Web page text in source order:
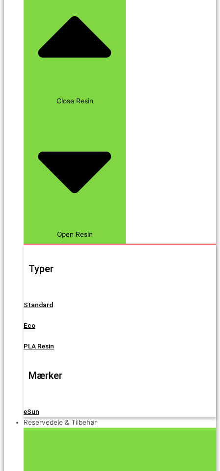
Close Resin
Open Resin
Typer
Standard
Eco
PLA Resin
Mærker
eSun
Reservedele & Tilbehør